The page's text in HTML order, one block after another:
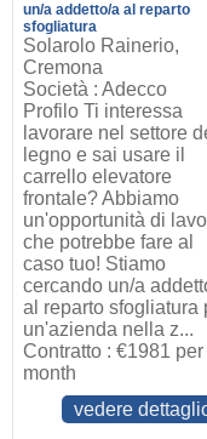
un/a addetto/a al reparto
sfogliatura
Solarolo Rainerio,
Cremona
Società : Adecco
Profilo Ti interessa
lavorare nel settore
legno e sai usare il
carrello elevatore
frontale? Abbiamo
un'opportunità di
che potrebbe fare al
caso tuo! Stiamo
cercando un/a
al reparto sfogliatura
un'azienda nella z...
Contratto : €1981 per
month
vedere